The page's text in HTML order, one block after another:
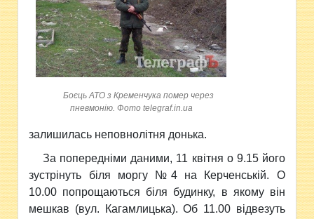
Боєць АТО з Кременчука помер через
пневмонію. Фото telegraf.in.ua
залишилась неповнолітня донька.
За попередніми даними, 11 квітня о 9.15 його
зустрінуть біля моргу №4 на Керченській. О
10.00 попрощаються біля будинку, в якому він
мешкав (вул. Кагамлицька). Об 11.00 відвезуть